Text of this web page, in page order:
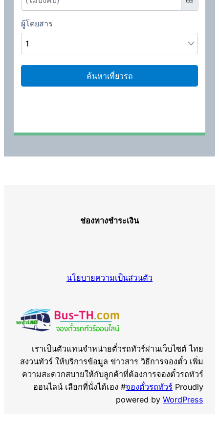
ช่องทางชำระเงิน
นโยบายความเป็นส่วนตัว
เราเป็นตัวแทนจำหน่ายตั๋วรถทัวร์ผ่านเว็บไซต์ ไทย
สงวนทัวร์ ให้บริการข้อมูล ข่าวสาร วิธีการจองตั๋ว เพิ่ม
ความสะดวกสบายให้กับลูกค้าที่ต้องการจองตั๋วรถทัวร์
ออนไลน์ เลือกที่นั่งได้เอง #จองตั๋วรถทัวร์ Proudly
powered by WordPress